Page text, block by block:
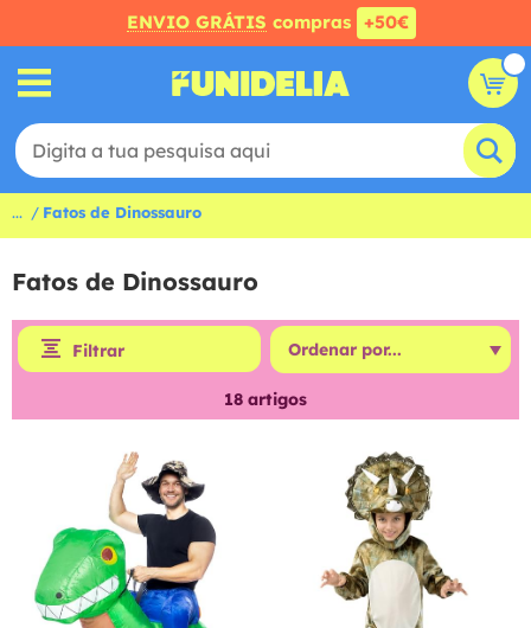
ENVIO GRÁTIS compras +50€
... Fatos de Dinossauro
Fatos de Dinossauro
Filtrar
18 artigos